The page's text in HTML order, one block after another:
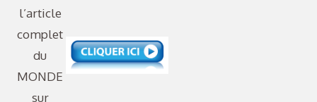
l’article
complet
du
MONDE
sur